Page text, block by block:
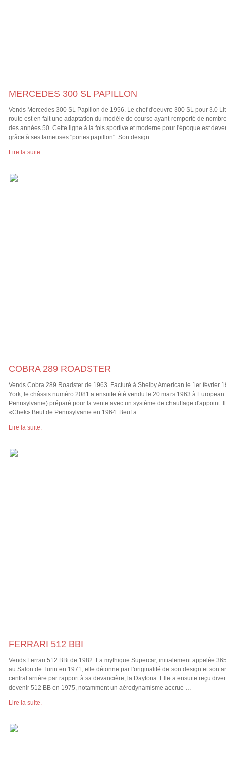
MERCEDES 300 SL PAPILLON
Vends Mercedes 300 SL Papillon de 1956. Le chef d'oeuvre 300 SL pour 3.0
route est en fait une adaptation du modèle de course ayant remporté de
des années 50. Cette ligne à la fois sportive et moderne pour l'époque est
grâce à ses fameuses "portes papillon". Son design …
Lire la suite.
COBRA 289 ROADSTER
Vends Cobra 289 Roadster de 1963. Facturé à Shelby American le 1er février
York, le châssis numéro 2081 a ensuite été vendu le 20 mars 1963 à European
Pennsylvanie) préparé pour la vente avec un système de chauffage d'appoint.
«Chek» Beuf de Pennsylvanie en 1964. Beuf a …
Lire la suite.
FERRARI 512 BBI
Vends Ferrari 512 BBi de 1982. La mythique Supercar, initialement appelée
au Salon de Turin en 1971, elle détonne par l'originalité de son design et son
central arrière par rapport à sa devancière, la Daytona. Elle a ensuite reçu
devenir 512 BB en 1975, notamment un aérodynamisme accrue …
Lire la suite.